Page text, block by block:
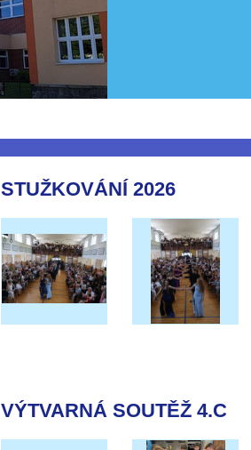
STUŽKOVÁNÍ 2026
VÝTVARNÁ SOUTĚŽ 4.C